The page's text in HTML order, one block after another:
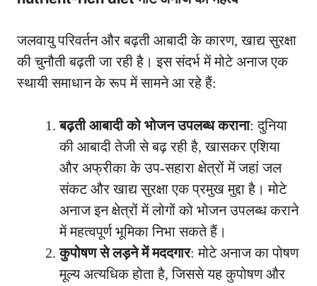
जलवायु परिवर्तन और बढ़ती आबादी के कारण, खाद्य सुरक्षा
की चुनौती बढ़ती जा रही है। इस संदर्भ में मोटे अनाज एक
स्थायी समाधान के रूप में सामने आ रहे हैं:
बढ़ती आबादी को भोजन उपलब्ध कराना: दुनिया
की आबादी तेजी से बढ़ रही है, खासकर एशिया
और अफ्रीका के उप-सहारा क्षेत्रों में जहां जल
संकट और खाद्य सुरक्षा एक प्रमुख मुद्दा है। मोटे
अनाज इन क्षेत्रों में लोगों को भोजन उपलब्ध कराने
में महत्वपूर्ण भूमिका निभा सकते हैं।
कुपोषण से लड़ने में मददगार: मोटे अनाज का पोषण
मूल्य अत्यधिक होता है, जिससे यह कुपोषण और